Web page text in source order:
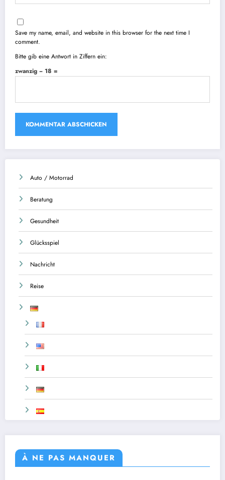
Save my name, email, and website in this browser for the next time I
comment.
Bitte gib eine Antwort in Ziffern ein:
zwanzig − 18 =
Auto / Motorrad
Beratung
Gesundheit
Glücksspiel
Nachricht
Reise
À NE PAS MANQUER